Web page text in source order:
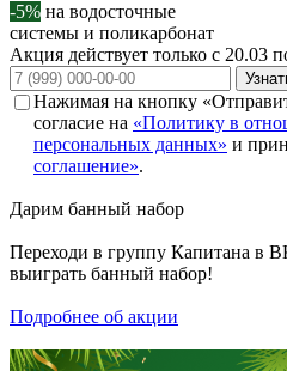
-5% на водосточные
системы и поликарбонат
Акция действует только с 20.03
Нажимая на кнопку
согласие на «Политику в
персональных данных» и
соглашение».
Дарим банный набор
Переходи в группу Капитана в
выиграть банный набор!
Подробнее об акции